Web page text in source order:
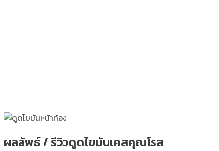
ผลลัพธ์ / รีวิวดูดไขมันเคสคุณโรส